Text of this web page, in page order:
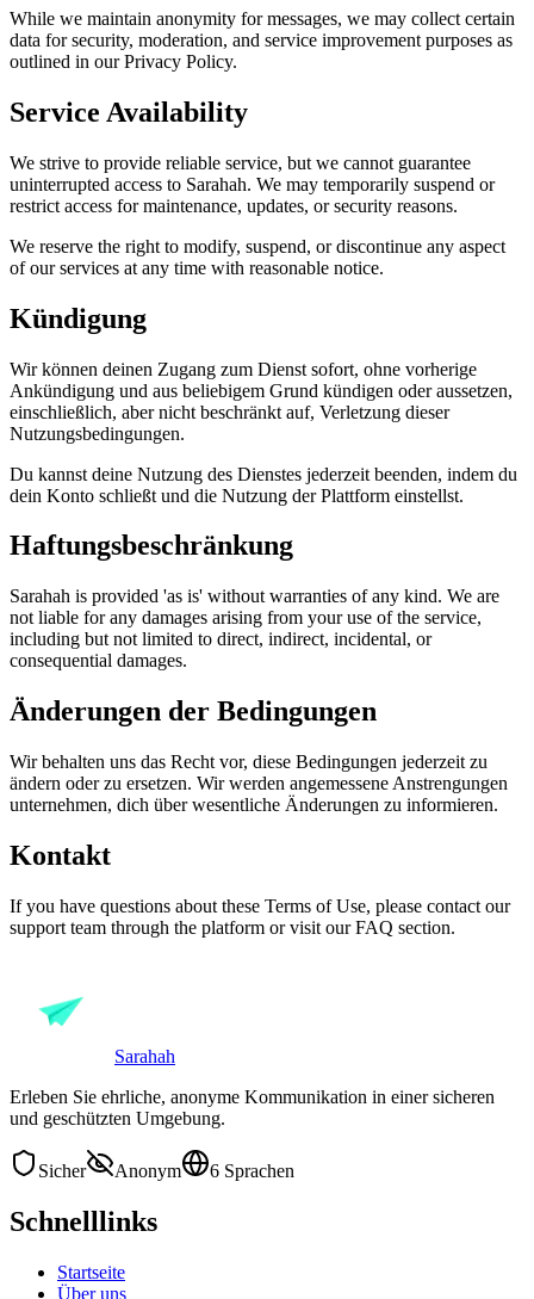
While we maintain anonymity for messages, we may collect certain
data for security, moderation, and service improvement purposes as
outlined in our Privacy Policy.
Service Availability
We strive to provide reliable service, but we cannot guarantee
uninterrupted access to Sarahah. We may temporarily suspend or
restrict access for maintenance, updates, or security reasons.
We reserve the right to modify, suspend, or discontinue any aspect
of our services at any time with reasonable notice.
Kündigung
Wir können deinen Zugang zum Dienst sofort, ohne vorherige
Ankündigung und aus beliebigem Grund kündigen oder aussetzen,
einschließlich, aber nicht beschränkt auf, Verletzung dieser
Nutzungsbedingungen.
Du kannst deine Nutzung des Dienstes jederzeit beenden, indem du
dein Konto schließt und die Nutzung der Plattform einstellst.
Haftungsbeschränkung
Sarahah is provided 'as is' without warranties of any kind. We are
not liable for any damages arising from your use of the service,
including but not limited to direct, indirect, incidental, or
consequential damages.
Änderungen der Bedingungen
Wir behalten uns das Recht vor, diese Bedingungen jederzeit zu
ändern oder zu ersetzen. Wir werden angemessene Anstrengungen
unternehmen, dich über wesentliche Änderungen zu informieren.
Kontakt
If you have questions about these Terms of Use, please contact our
support team through the platform or visit our FAQ section.
Sarahah
Erleben Sie ehrliche, anonyme Kommunikation in einer sicheren
und geschützten Umgebung.
Sicher Anonym 6 Sprachen
Schnelllinks
Startseite
Über uns